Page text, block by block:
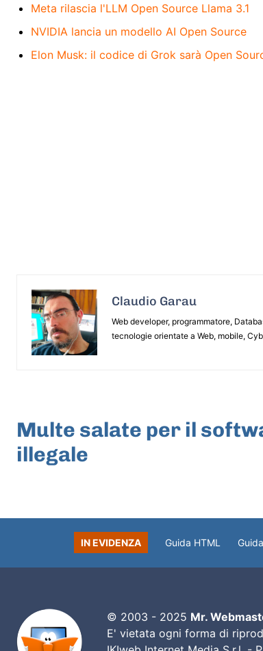
Meta rilascia l'LLM Open Source Llama 3.1
NVIDIA lancia un modello AI Open Source
Elon Musk: il codice di Grok sarà Open
Claudio Garau
Web developer, programmatore,
tecnologie orientate a Web, mobile,
Multe salate per il
illegale
IN EVIDENZA Guida HTML
© 2003 - 2025 Mr.
E' vietata ogni forma di